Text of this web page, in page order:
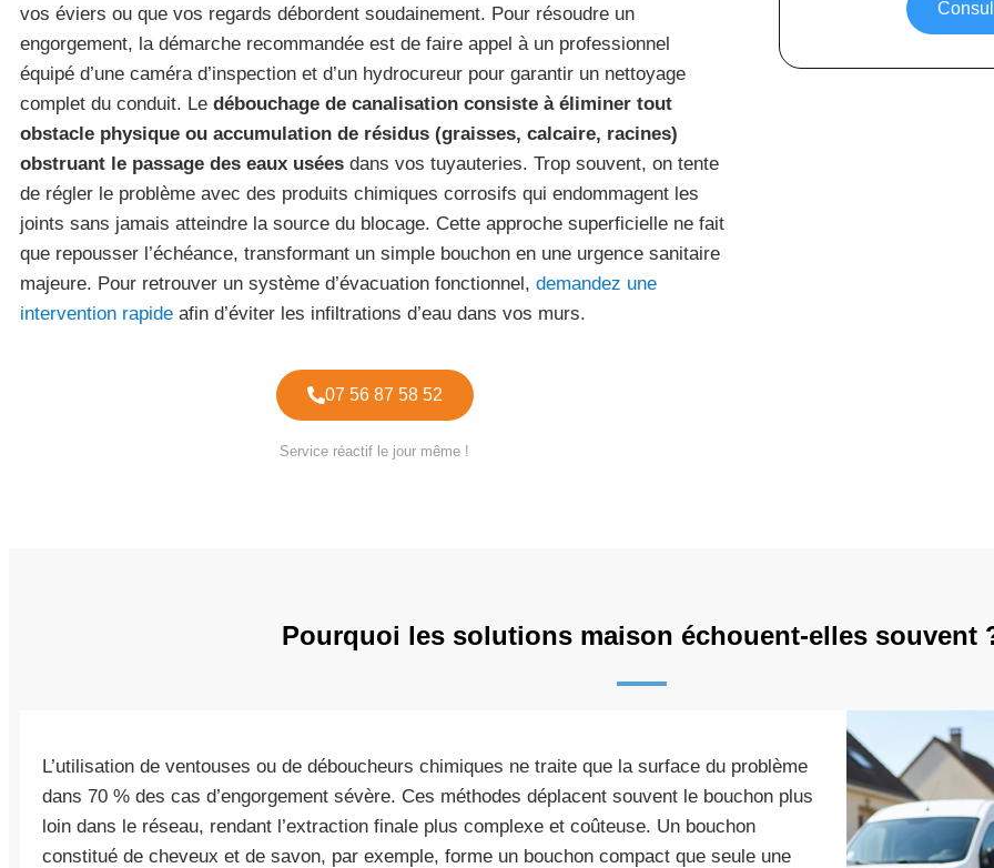
vos éviers ou que vos regards débordent soudainement. Pour résoudre un
engorgement, la démarche recommandée est de faire appel à un professionnel
équipé d’une caméra d’inspection et d’un hydrocureur pour garantir un nettoyage
complet du conduit. Le débouchage de canalisation consiste à éliminer tout
obstacle physique ou accumulation de résidus (graisses, calcaire, racines)
obstruant le passage des eaux usées dans vos tuyauteries. Trop souvent, on tente
de régler le problème avec des produits chimiques corrosifs qui endommagent les
joints sans jamais atteindre la source du blocage. Cette approche superficielle ne fait
que repousser l’échéance, transformant un simple bouchon en une urgence sanitaire
majeure. Pour retrouver un système d’évacuation fonctionnel, demandez une
intervention rapide afin d’éviter les infiltrations d’eau dans vos murs.
07 56 87 58 52
Service réactif le jour même !
Pourquoi les solutions maison échouent-elles souvent
L’utilisation de ventouses ou de déboucheurs chimiques ne traite que la surface du problème
dans 70 % des cas d’engorgement sévère. Ces méthodes déplacent souvent le bouchon plus
loin dans le réseau, rendant l’extraction finale plus complexe et coûteuse. Un bouchon
constitué de cheveux et de savon, par exemple, forme un bouchon compact que seule une